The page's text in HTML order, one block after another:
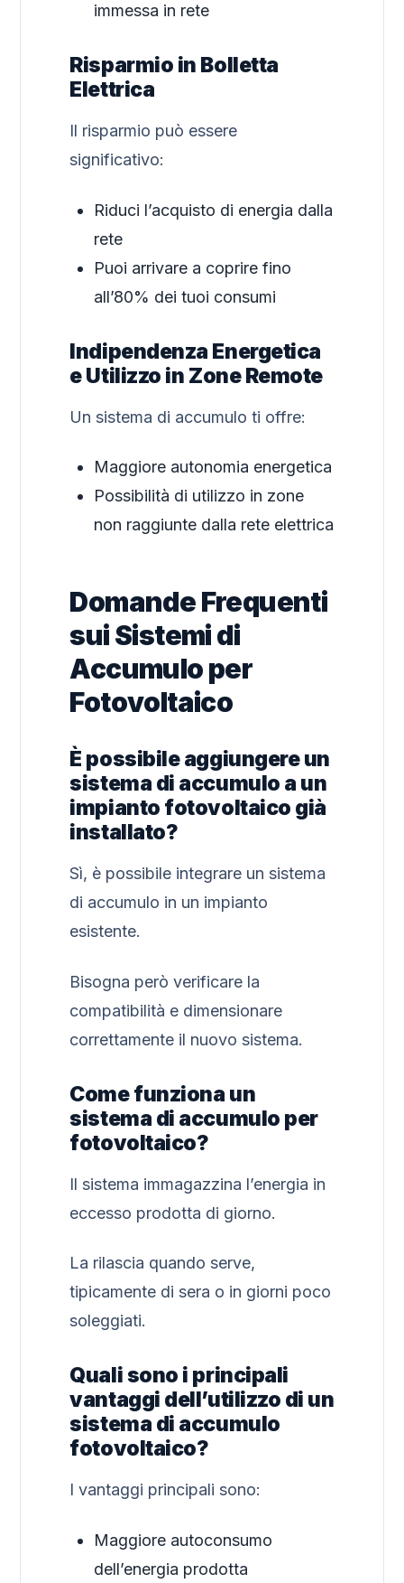
immessa in rete
Risparmio in Bolletta
Elettrica
Il risparmio può essere
significativo:
Riduci l’acquisto di energia dalla
rete
Puoi arrivare a coprire fino
all’80% dei tuoi consumi
Indipendenza Energetica
e Utilizzo in Zone Remote
Un sistema di accumulo ti offre:
Maggiore autonomia energetica
Possibilità di utilizzo in zone
non raggiunte dalla rete elettrica
Domande Frequenti
sui Sistemi di
Accumulo per
Fotovoltaico
È possibile aggiungere un
sistema di accumulo a un
impianto fotovoltaico già
installato?
Sì, è possibile integrare un sistema
di accumulo in un impianto
esistente.
Bisogna però verificare la
compatibilità e dimensionare
correttamente il nuovo sistema.
Come funziona un
sistema di accumulo per
fotovoltaico?
Il sistema immagazzina l’energia in
eccesso prodotta di giorno.
La rilascia quando serve,
tipicamente di sera o in giorni poco
soleggiati.
Quali sono i principali
vantaggi dell’utilizzo di un
sistema di accumulo
fotovoltaico?
I vantaggi principali sono:
Maggiore autoconsumo
dell’energia prodotta